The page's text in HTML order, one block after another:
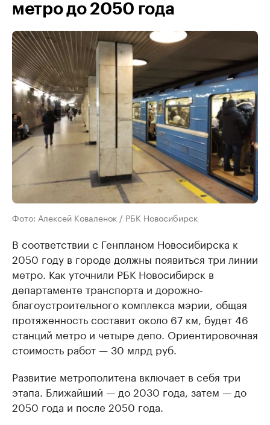
метро до 2050 года
Фото: Алексей Коваленок / РБК Новосибирск
В соответствии с Генпланом Новосибирска к
2050 году в городе должны появиться три линии
метро. Как уточнили РБК Новосибирск в
департаменте транспорта и дорожно-
благоустроительного комплекса мэрии, общая
протяженность составит около 67 км, будет 46
станций метро и четыре депо. Ориентировочная
стоимость работ — 30 млрд руб.
Развитие метрополитена включает в себя три
этапа. Ближайший — до 2030 года, затем — до
2050 года и после 2050 года.